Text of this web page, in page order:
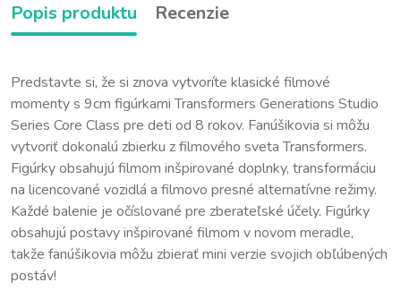
Popis produktu Recenzie
Predstavte si, že si znova vytvoríte klasické filmové
momenty s 9cm figúrkami Transformers Generations Studio
Series Core Class pre deti od 8 rokov. Fanúšikovia si môžu
vytvoriť dokonalú zbierku z filmového sveta Transformers.
Figúrky obsahujú filmom inšpirované doplnky, transformáciu
na licencované vozidlá a filmovo presné alternatívne režimy.
Každé balenie je očíslované pre zberateľské účely. Figúrky
obsahujú postavy inšpirované filmom v novom meradle,
takže fanúšikovia môžu zbierať mini verzie svojich obľúbených
postáv!